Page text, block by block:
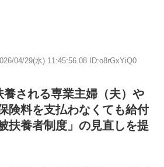
04/29(水) 11:45:56.08 ID:o8rGxYiQ0
される専業主婦（夫）や
険料を支払わなくても給付
扶養者制度」の見直しを提